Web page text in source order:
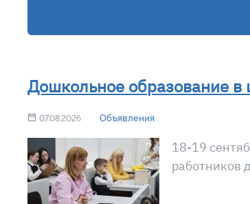
Дошкольное образование в
07.08.2026 Объявления
18-19
работников